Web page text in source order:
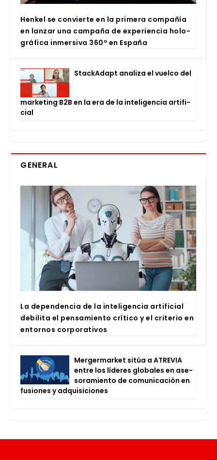
Hen­kel se con­vier­te en la pri­me­ra com­pa­ñía
en lan­zar una cam­pa­ña de expe­rien­cia holo­
grá­fi­ca inmer­si­va 360º en Espa­ña
Stac­kA­dapt ana­li­za el vuel­co del
mar­ke­ting B2B en la era de la inte­li­gen­cia arti­fi­
cial
GENERAL
La depen­den­cia de la inte­li­gen­cia arti­fi­cial
debi­li­ta el pen­sa­mien­to crí­ti­co y el cri­te­rio en
entor­nos cor­po­ra­ti­vos
Mer­ger­mar­ket sitúa a ATRE­VIA
entre los líde­res glo­ba­les en ase­
so­ra­mien­to de comu­ni­ca­ción en
fusio­nes y adqui­si­cio­nes